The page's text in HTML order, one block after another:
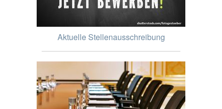
Aktuelle Stellenausschreibung